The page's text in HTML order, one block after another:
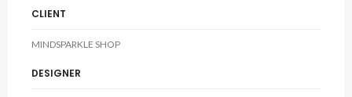
CLIENT
MINDSPARKLE SHOP
DESIGNER